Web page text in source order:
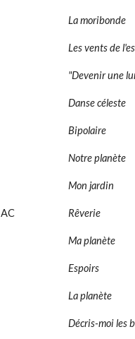
La moribonde
Les vents de
"Devenir une
Danse céleste
Bipolaire
Notre planète
Mon jardin
Rêverie
Ma planète
Espoirs
La planète
Décris-moi les